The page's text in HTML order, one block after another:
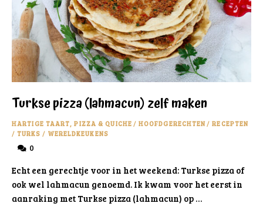
Turkse pizza (lahmacun) zelf maken
HARTIGE TAART, PIZZA & QUICHE / HOOFDGERECHTEN/ RECEPTEN
/ TURKS / WERELDKEUKENS
0
Echt een gerechtje voor in het weekend: Turkse pizza of
ook wel lahmacun genoemd. Ik kwam voor het eerst in
aanraking met Turkse pizza (lahmacun) op …